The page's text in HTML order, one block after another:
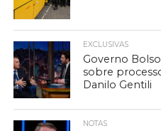
EXCLUSIVAS
Governo
sobre
Danilo Gentili
NOTAS